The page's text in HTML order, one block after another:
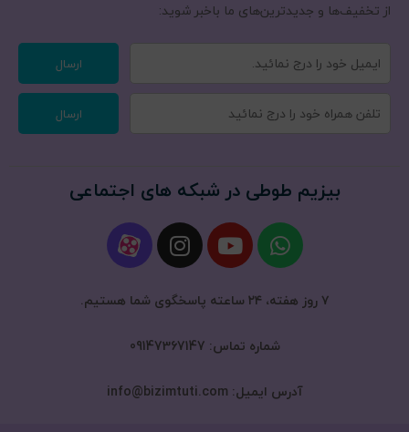
از تخفیف‌ها و جدیدترین‌های ما‌ باخبر شوید:
ارسال
ارسال
بیزیم طوطی در شبکه های اجتماعی
۷ روز هفته، ۲۴ ساعته پاسخگوی شما هستیم.
شماره تماس: 09147367147
آدرس ایمیل: info@bizimtuti.com